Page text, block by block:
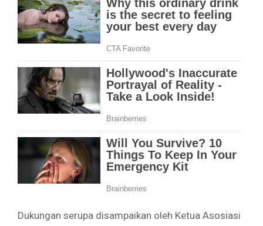
Dukungan serupa disampaikan oleh Ketua Asosiasi